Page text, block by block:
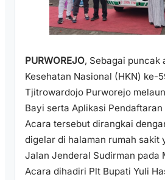
PURWOREJO, Sebagai puncak
Kesehatan Nasional (HKN) ke-
Tjitrowardojo Purworejo
Bayi serta Aplikasi
Acara tersebut dirangkai
digelar di halaman rumah sakit
Jalan Jenderal Sudirman pada
Acara dihadiri Plt Bupati Yuli